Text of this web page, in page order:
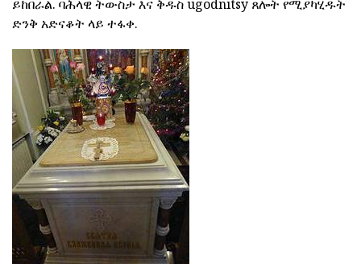
ይከበራል. ባሕላዊ ትውስታ እና ቅዱስ ugodnitsy ጸሎት የሚያካሂዱት
ድንቅ አድናቆት ላይ ተፋቀ.